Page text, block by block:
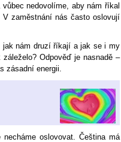
nedovolíme, aby nám říkal
V zaměstnání nás často oslovují
jak nám druzí říkají a jak se i my
Odpověď je nasnadě –
zásadní energii.
oslovovat. Čeština má